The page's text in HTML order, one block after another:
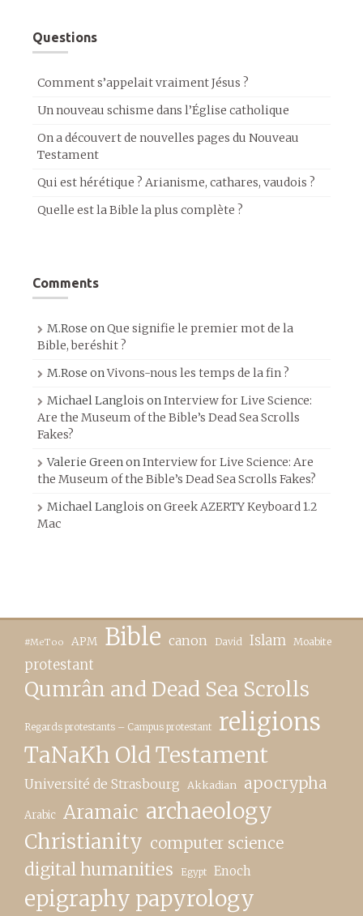
Questions
Comment s’appelait vraiment Jésus ?
Un nouveau schisme dans l’Église catholique
On a découvert de nouvelles pages du Nouveau
Testament
Qui est hérétique ? Arianisme, cathares, vaudois ?
Quelle est la Bible la plus complète ?
Comments
M.Rose onQue signifie le premier mot de la
Bible, beréshit ?
M.Rose onVivons-nous les temps de la fin ?
Michael Langlois onInterview for Live Science:
Are the Museum of the Bible’s Dead Sea Scrolls
Fakes?
Valerie GreenonInterview for Live Science: Are
the Museum of the Bible’s Dead Sea Scrolls Fakes?
Michael Langlois onGreek AZERTY Keyboard 1.2
Mac
#MeToo APM Bible canon David Islam Moabite
protestant
Qumrân and Dead Sea Scrolls
Regards protestants – Campus protestant religions
TaNaKh Old Testament
Université de Strasbourg Akkadian apocrypha
Arabic Aramaic archaeology
Christianity computer science
digital humanities Egypt Enoch
epigraphy papyrology